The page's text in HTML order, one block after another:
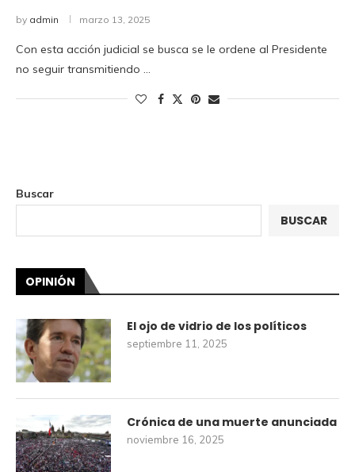
by admin marzo 13, 2025
Con esta acción judicial se busca se le ordene al Presidente
no seguir transmitiendo …
Buscar
BUSCAR
OPINIÓN
El ojo de vidrio de los políticos
septiembre 11, 2025
Crónica de una muerte anunciada
noviembre 16, 2025